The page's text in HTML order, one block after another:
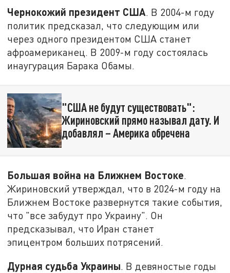
Чернокожий президент США. В 2004-м году
политик предсказал, что следующим или
через одного президентом США станет
афроамериканец. В 2009-м году состоялась
инаугурация Барака Обамы.
"США не будут существовать":
Жириновский прямо называл дату. И
добавлял – Америка обречена
Большая война на Ближнем Востоке.
Жириновский утверждал, что в 2024-м году на
Ближнем Востоке развернутся такие события,
что "все забудут про Украину". Он
предсказывал, что Иран станет
эпицентром больших потрясений.
Дурная судьба Украины. В девяностые годы